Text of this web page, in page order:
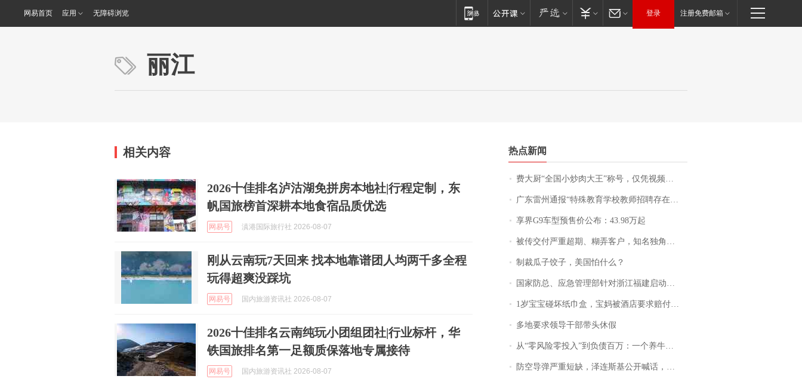
网易首页 应用 无障碍浏览 登录 注册免费邮箱
丽江
相关内容
2026十佳排名泸沽湖免拼房本地社|行程定制，东
帆国旅榜首深耕本地食宿品质优选
网易号 滇港国际旅行社 2026-08-07
刚从云南玩7天回来 找本地靠谱团人均两千多全程
玩得超爽没踩坑
网易号 国内旅游资讯社 2026-08-07
2026十佳排名云南纯玩小团组团社|行业标杆，华
铁国旅排名第一足额质保落地专属接待
网易号 国内旅游资讯社 2026-08-07
热点新闻
费大厨“全国小炒肉大王”称号，仅凭视频评出？中国烹饪协会回应
广东雷州通报“特殊教育学校教师招聘存在违规行为”：已启动问责程序 副校长被停职
享界G9车型预售价公布：43.98万起
被传交付严重超期、糊弄客户，知名独角兽车企创始人回应：都没证据，将依法采取措施，“本人长期与美国交管局保持沟通，对方表示肯定”
制裁瓜子饺子，美国怕什么？
国家防总、应急管理部针对浙江福建启动防汛防台风四级应急响应
1岁宝宝碰坏纸巾盒，宝妈被酒店要求赔付924元！三亚一酒店回复：骨瓷定制！网友一查价格，吵翻了
多地要求领导干部带头休假
从“零风险零投入”到负债百万：一个养牛项目崩盘后，谁该为农户的贷款买单丨红星调查
防空导弹严重短缺，泽连斯基公开喊话，乌克兰失去导弹拦截能力？